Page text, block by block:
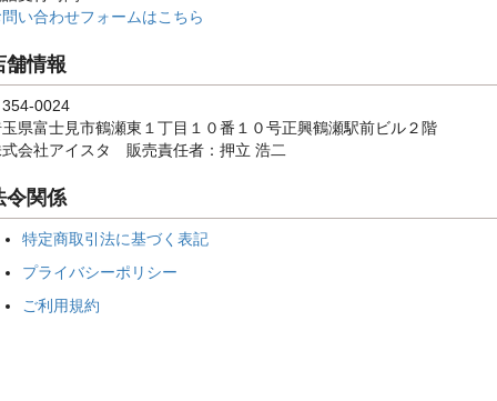
い合わせフォームはこちら
舗情報
0024
県富士見市鶴瀬東１丁目１０番１０号正興鶴瀬駅前ビル２階
会社アイスタ 販売責任者：押立 浩二
令関係
特定商取引法に基づく表記
プライバシーポリシー
ご利用規約